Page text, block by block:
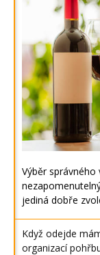
Výběr
jediná dobře
Když odejde
organizací